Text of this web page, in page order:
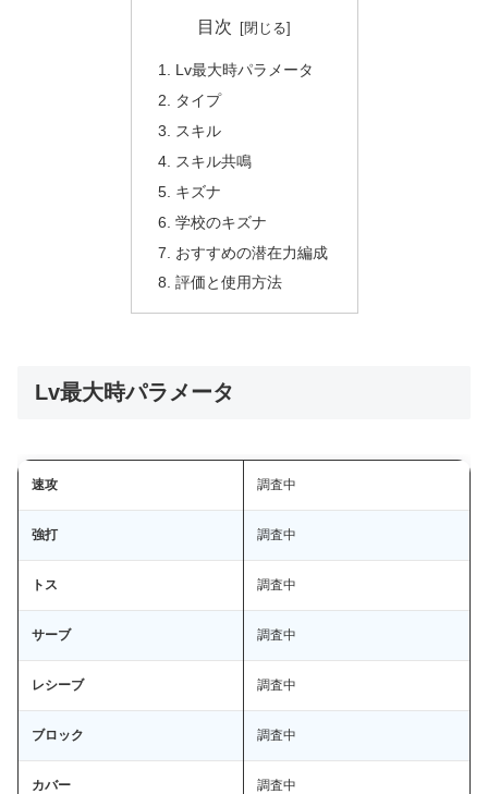
目次
Lv最大時パラメータ
タイプ
スキル
スキル共鳴
キズナ
学校のキズナ
おすすめの潜在力編成
評価と使用方法
Lv最大時パラメータ
速攻 調査中
強打 調査中
トス 調査中
サーブ 調査中
レシーブ 調査中
ブロック 調査中
カバー 調査中